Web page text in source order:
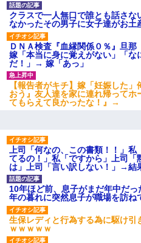
クラスで一人無口で誰とも話さ
なかったその男子に女子達がお
ＤＮＡ検査『血縁関係０％』旦
嫁「本当に身に覚えがない」「な
だ！」→ 嫁「あっ」
【報告者がキチ】嫁「妊娠した
おう』友人達を家に連れ帰って
てもらえて良かったな！』→
上司「何なの、この書類！！」
てるの！」私「ですから」上司
は」上司「言い訳しない！」→結
10年ほど前、息子がまだ年中だ
年の暮れに突然息子が職場を訪ね
生保レディと行為する為に駆け引
ｗｗｗｗｗ